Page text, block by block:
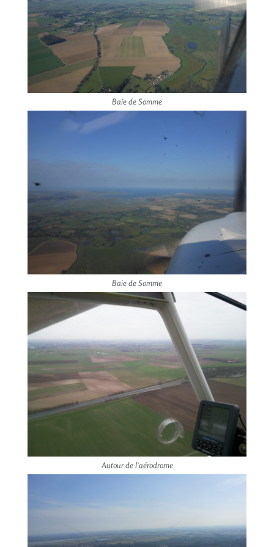
Baie de Somme
Baie de Somme
Autour de l’aérodrome